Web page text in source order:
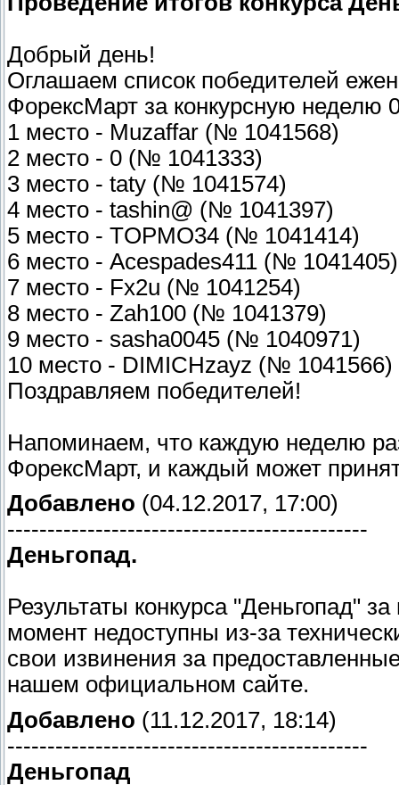
Добрый день!
Оглашаем список победителей
ФорексМарт за конкурсную неделю
1 место - Muzaffar (№ 1041568)
2 место - 0 (№ 1041333)
3 место - taty (№ 1041574)
4 место - tashin@ (№ 1041397)
5 место - TOPMO34 (№ 1041414)
6 место - Acespades411 (№ 1041405)
7 место - Fx2u (№ 1041254)
8 место - Zah100 (№ 1041379)
9 место - sasha0045 (№ 1040971)
10 место - DIMICHzayz (№ 1041566)
Поздравляем победителей!
Напоминаем, что каждую неделю
ФорексМарт, и каждый может
Добавлено (04.12.2017, 17:00)
---------------------------------------------
Деньгопад.
Результаты конкурса "Деньгопад"
момент недоступны из-за
свои извинения за
нашем официальном сайте.
Добавлено (11.12.2017, 18:14)
---------------------------------------------
Деньгопад